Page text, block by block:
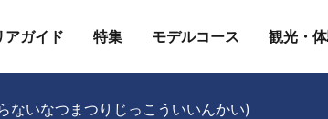
アガイド 特集 モデルコース 観光・
ないなつまつりじっこういいんかい)